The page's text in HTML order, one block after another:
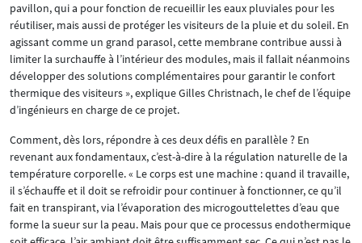
pavillon, qui a pour fonction de recueillir les eaux pluviales pour les
réutiliser, mais aussi de protéger les visiteurs de la pluie et du soleil. En
agissant comme un grand parasol, cette membrane contribue aussi à
limiter la surchauffe à l’intérieur des modules, mais il fallait néanmoins
développer des solutions complémentaires pour garantir le confort
thermique des visiteurs », explique Gilles Christnach, le chef de l’équipe
d’ingénieurs en charge de ce projet.
Comment, dès lors, répondre à ces deux défis en parallèle ? En
revenant aux fondamentaux, c’est-à-dire à la régulation naturelle de la
température corporelle. « Le corps est une machine : quand il travaille,
il s’échauffe et il doit se refroidir pour continuer à fonctionner, ce qu’il
fait en transpirant, via l’évaporation des microgouttelettes d’eau que
forme la sueur sur la peau. Mais pour que ce processus endothermique